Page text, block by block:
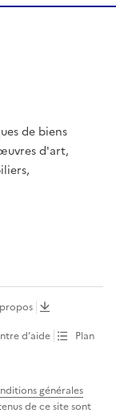
de biens
d'art,
d’aide
Plan
générales
de ce site sont